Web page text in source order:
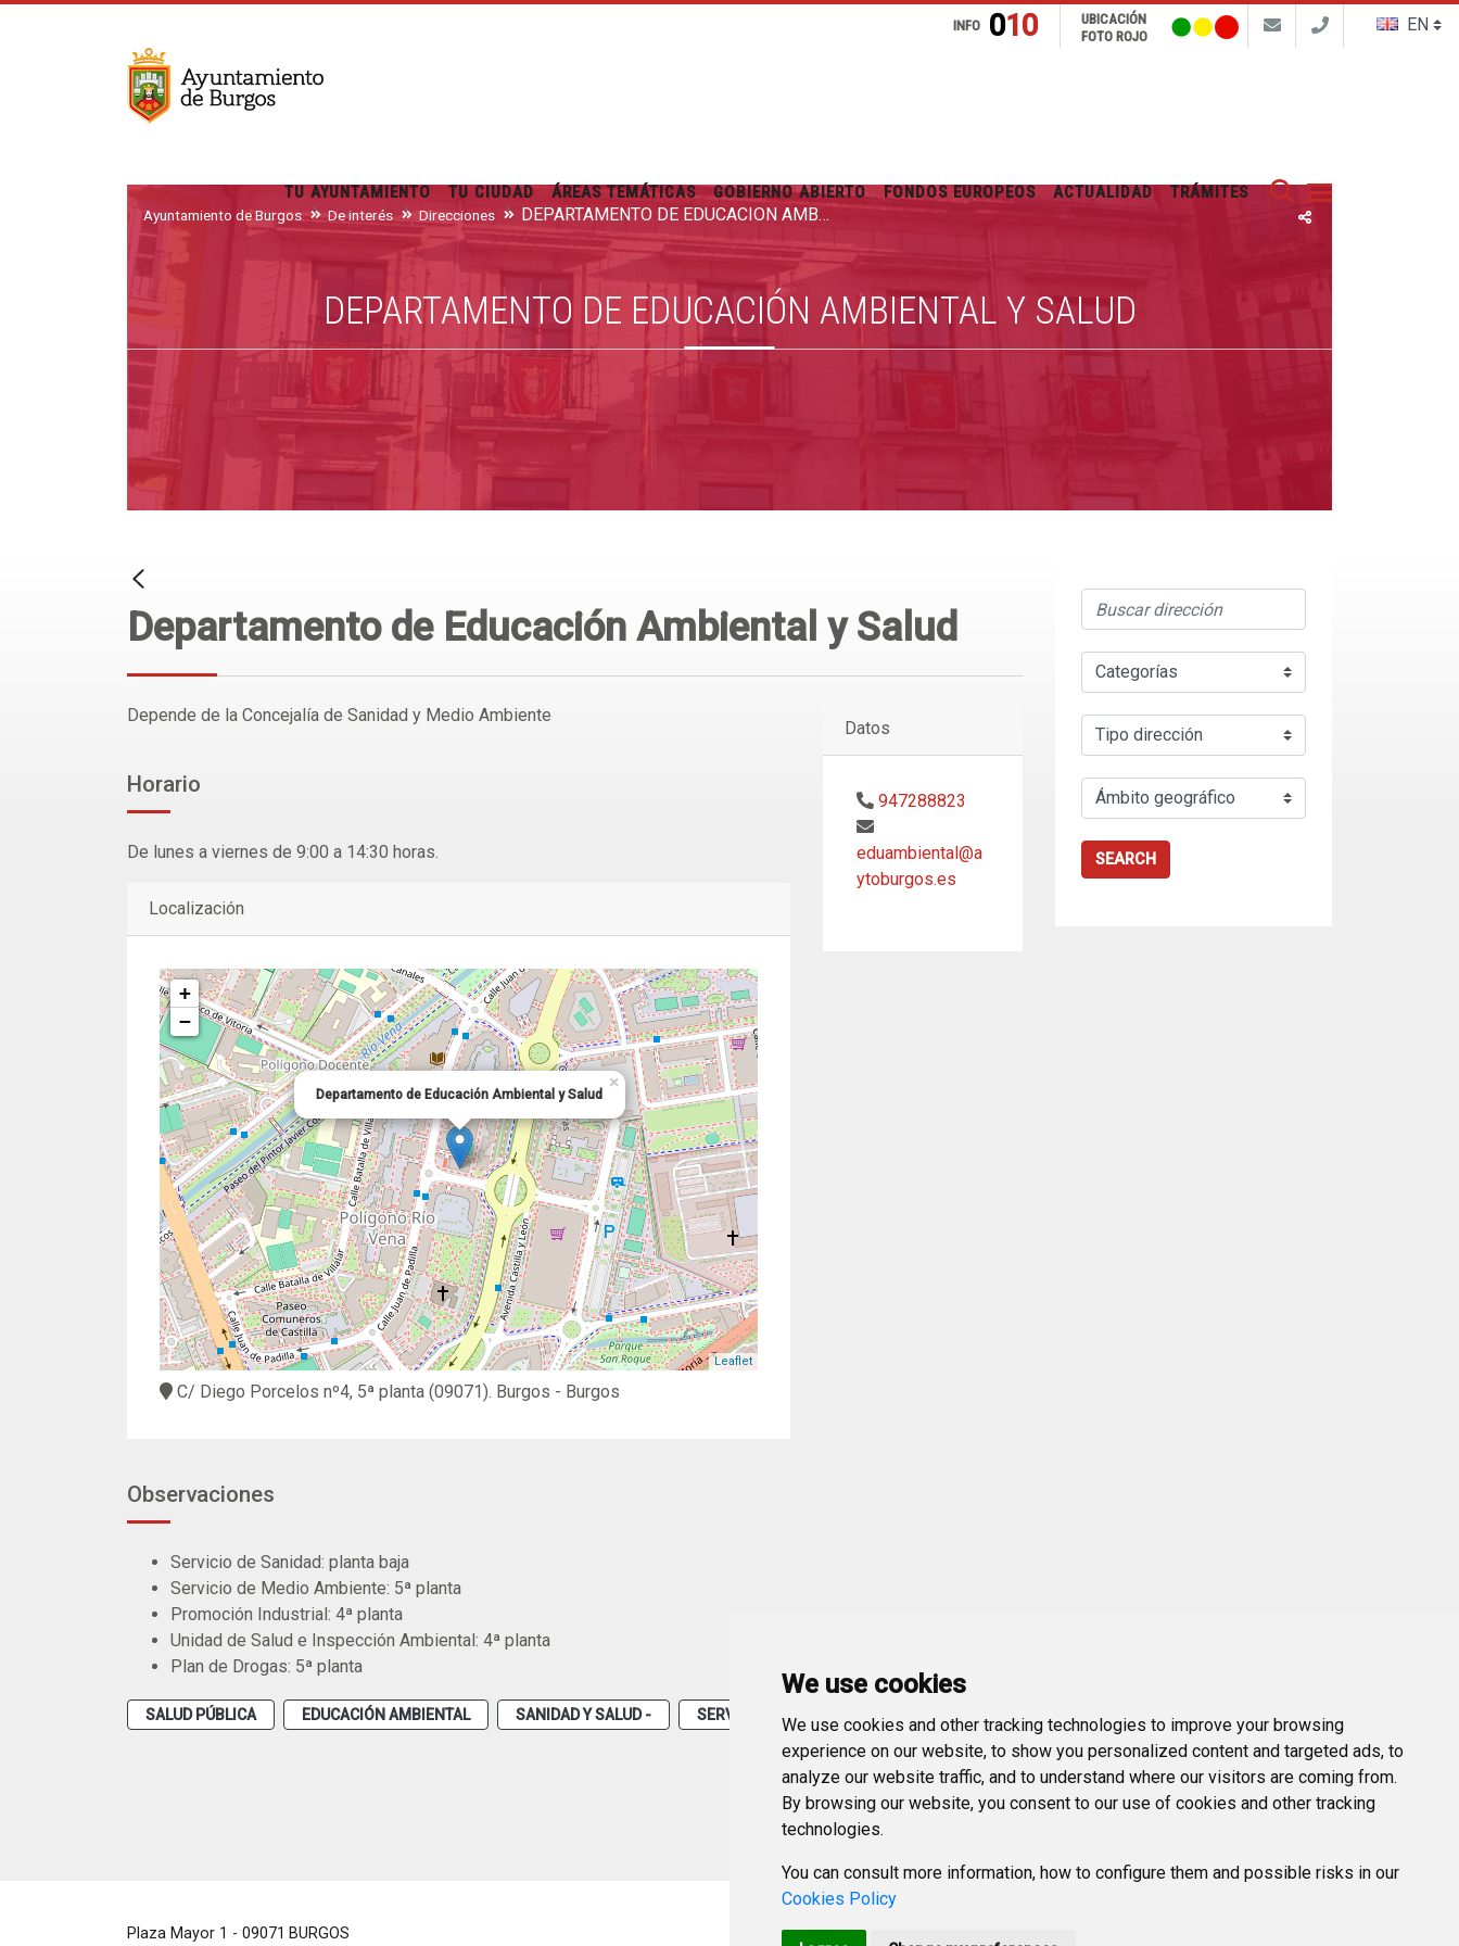
We use cookies
We use cookies and other tracking technologies to improve your browsing
experience on our website, to show you personalized content and targeted ads, to
analyze our website traffic, and to understand where our visitors are coming from.
By browsing our website, you consent to our use of cookies and other tracking
technologies.
You can consult more information, how to configure them and possible risks in our
Cookies Policy
Buscar
INFO 010
UBICACIÓN
FOTO ROJO
TU AYUNTAMIENTO TU CIUDAD ÁREAS TEMÁTICAS GOBIERNO ABIERTO FONDOS EUROPEOS ACTUALIDAD TRÁMITES
Ayuntamiento de Burgos De interés Direcciones DEPARTAMENTO DE EDUCACIÓN AMBIENTAL Y SALUD
DEPARTAMENTO DE EDUCACIÓN AMBIENTAL Y SALUD
Departamento de Educación Ambiental y Salud
Datos
947288823
eduambiental@a
ytoburgos.es
Depende de la Concejalía de Sanidad y Medio Ambiente
Horario
De lunes a viernes de 9:00 a 14:30 horas.
Localización
Departamento de Educación Ambiental y Salud
×
+
−
Leaflet
C/ Diego Porcelos nº4, 5ª planta (09071). Burgos - Burgos
Observaciones
Servicio de Sanidad: planta baja
Servicio de Medio Ambiente: 5ª planta
Promoción Industrial: 4ª planta
Unidad de Salud e Inspección Ambiental: 4ª planta
Plan de Drogas: 5ª planta
SALUD PÚBLICA EDUCACIÓN AMBIENTAL SANIDAD Y SALUD - SERVICIOS MUNICIPAL
SEARCH
Plaza Mayor 1 - 09071 BURGOS